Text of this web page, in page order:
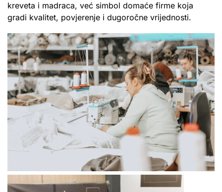
kreveta i madraca, već simbol domaće firme koja
gradi kvalitet, povjerenje i dugoročne vrijednosti.